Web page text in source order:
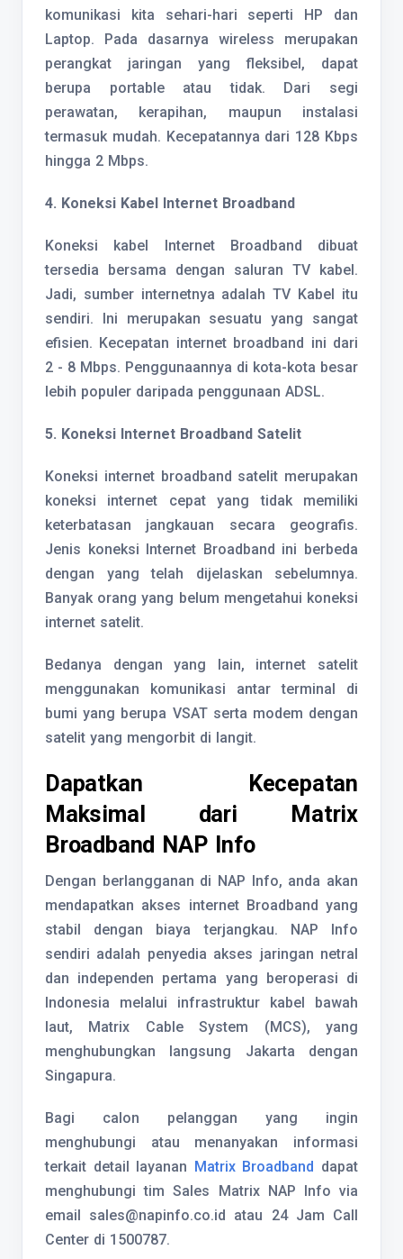
komunikasi kita sehari-hari seperti HP dan
Laptop. Pada dasarnya wireless merupakan
perangkat jaringan yang fleksibel, dapat
berupa portable atau tidak. Dari segi
perawatan, kerapihan, maupun instalasi
termasuk mudah. Kecepatannya dari 128 Kbps
hingga 2 Mbps.
4. Koneksi Kabel Internet Broadband
Koneksi kabel Internet Broadband dibuat
tersedia bersama dengan saluran TV kabel.
Jadi, sumber internetnya adalah TV Kabel itu
sendiri. Ini merupakan sesuatu yang sangat
efisien. Kecepatan internet broadband ini dari
2 - 8 Mbps. Penggunaannya di kota-kota besar
lebih populer daripada penggunaan ADSL.
5. Koneksi Internet Broadband Satelit
Koneksi internet broadband satelit merupakan
koneksi internet cepat yang tidak memiliki
keterbatasan jangkauan secara geografis.
Jenis koneksi Internet Broadband ini berbeda
dengan yang telah dijelaskan sebelumnya.
Banyak orang yang belum mengetahui koneksi
internet satelit.
Bedanya dengan yang lain, internet satelit
menggunakan komunikasi antar terminal di
bumi yang berupa VSAT serta modem dengan
satelit yang mengorbit di langit.
Dapatkan Kecepatan
Maksimal dari Matrix
Broadband NAP Info
Dengan berlangganan di NAP Info, anda akan
mendapatkan akses internet Broadband yang
stabil dengan biaya terjangkau. NAP Info
sendiri adalah penyedia akses jaringan netral
dan independen pertama yang beroperasi di
Indonesia melalui infrastruktur kabel bawah
laut, Matrix Cable System (MCS), yang
menghubungkan langsung Jakarta dengan
Singapura.
Bagi calon pelanggan yang ingin
menghubungi atau menanyakan informasi
terkait detail layanan Matrix Broadband dapat
menghubungi tim Sales Matrix NAP Info via
email sales@napinfo.co.id atau 24 Jam Call
Center di 1500787.